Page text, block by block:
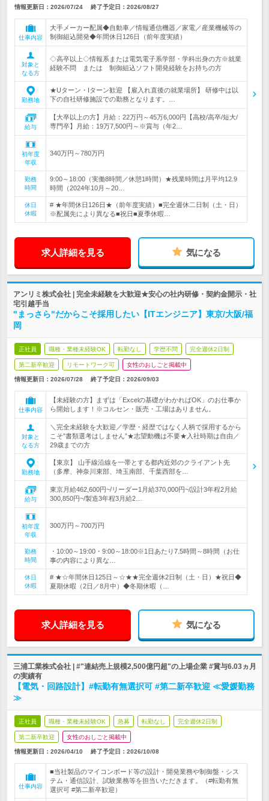
情報更新日：2026/07/24 終了予定日： 2026/08/27
仕事内容
大手メーカー配属◆自動車／情報通信機器／家電／産業機械等の
制御組込開発◆年間休日126日（前年度実績）
対象と
なる方
◇高卒以上◇情報系または電気電子系学部・学科出身の方※就業
経験不問 または 制御組込ソフト開発経験をお持ちの方
勤務地
★Uターン・Iターン歓迎 【雇入れ直後の就業場所】 研修中は以
下の自社研修施設での勤務となります。…
給与
【大卒以上の方】月給：22万円～45万6,000円【高校/高卒/短大/
専門卒】月給：19万7,500円～※賞与（年2…
初年度
年収
340万円～780万円
勤務
時間
9:00～18:00（実働8時間／休憩1時間）★残業時間は月平均12.9
時間（2024年10月～20…
休日
休暇
# ★年間休日126日★（前年度実績）■完全週休二日制（土・日）
※配属先により異なる■祝日■夏季休暇…
求人詳細を見る 気になる
アンリミ株式会社 | 完全未経験を大歓迎★安心の社内研修・契約金開示・社
宅引越手当
"まっさら"だからこそ採用したい【ITエンジニア】東京/大阪/福
岡
正社員 職種・業種未経験OK 転勤なし 学歴不問 完全週休2日制
第二新卒歓迎 リモートワーク可 女性のおしごと掲載中
情報更新日：2026/07/28 終了予定日： 2026/09/03
仕事内容
【未経験の方】まずは「Excelの基礎がわかればOK」のお仕事か
ら開始します！※コルセン・販売・工場はありません。
対象と
なる方
＼完全未経験を大歓迎／学歴・経歴ではなく人柄で採用するから
こそ”書類選考はしません”★志望動機は不要★入社時期は自由／
29歳までの方
勤務地
【東京】 山手線沿線を一帯とする都内近郊のクライアント先
（多摩、神奈川東部、埼玉南部、千葉西部を…
給与
東京月給462,600円~/リーダー1月給370,000円~/設計3年程2月給
300,850円~/製造3年程3月給2…
初年度
年収
300万円～700万円
勤務
時間
・10:00～19:00・9:00～18:00※1日あたり7.5時間～8時間（お仕
事の内容により異な…
休日
休暇
# ★☆年間休日125日～☆★★完全週休2日制（土・日）★祝日◆
夏期休暇（2日／8月中）◆冬期休暇（…
求人詳細を見る 気になる
三浦工業株式会社 | #"連結売上規模2,500億円超"の上場企業 #賞与6.03ヵ月
の実績有
【電気・回路設計】#転勤有無選択可 #第二新卒歓迎 ≪愛媛勤務
≫
正社員 職種・業種未経験OK 急募 転勤なし 完全週休2日制
第二新卒歓迎 女性のおしごと掲載中
情報更新日：2026/04/10 終了予定日： 2026/10/08
仕事内容
■当社製品のマイコンボード等の設計・開発業務や制御盤・シス
テム・通信設計、試験業務等を担当いただきます。（#転勤有無
選択可 #第二新卒歓迎）